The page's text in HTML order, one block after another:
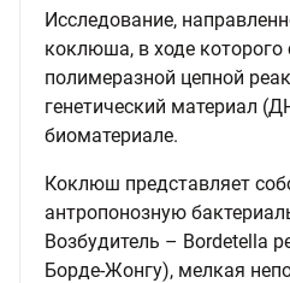
Исследование,
коклюша, в ходе
полимеразной цепной
генетический материал
биоматериале.
Коклюш представляет
антропонозную
Возбудитель – Bordetella
Борде-Жонгу), мелкая